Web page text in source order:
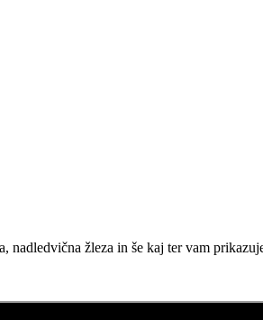
žleza in še kaj ter vam